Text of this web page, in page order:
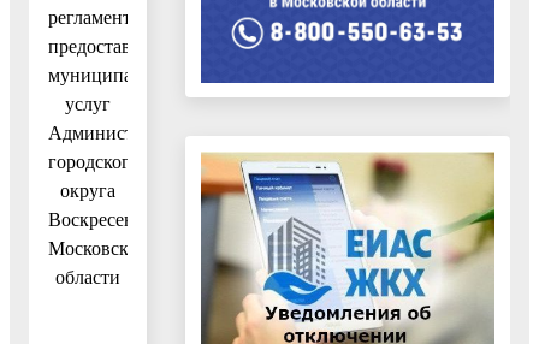
регламентов
предоставления
муниципальных
услуг
Администрации
городского
округа
Воскресенск
Московской
области